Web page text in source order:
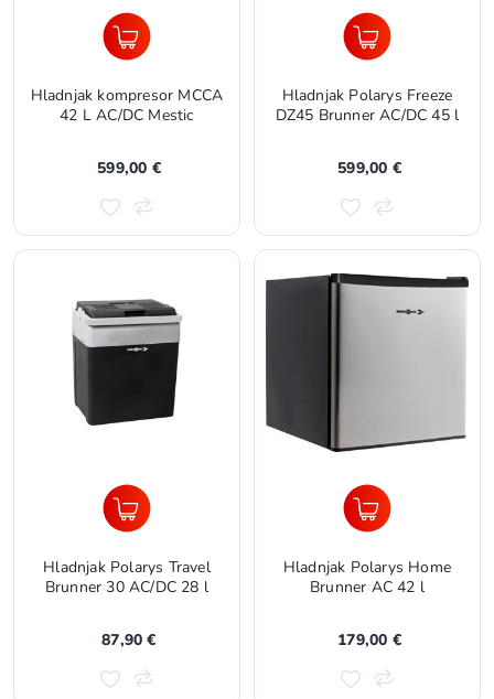
Hladnjak kompresor MCCA
42 L AC/DC Mestic
599,00 €
Hladnjak Polarys Freeze
DZ45 Brunner AC/DC 45 l
599,00 €
Hladnjak Polarys Travel
Brunner 30 AC/DC 28 l
87,90 €
Hladnjak Polarys Home
Brunner AC 42 l
179,00 €